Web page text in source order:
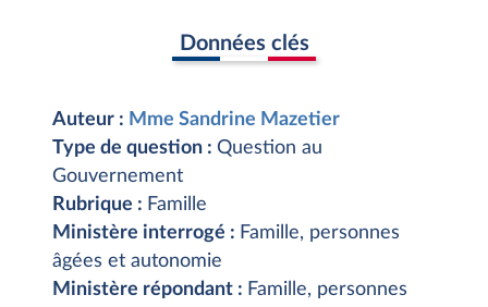
Données clés
Auteur : Mme Sandrine Mazetier
Type de question : Question au
Gouvernement
Rubrique : Famille
Ministère interrogé : Famille, personnes
âgées et autonomie
Ministère répondant : Famille, personnes